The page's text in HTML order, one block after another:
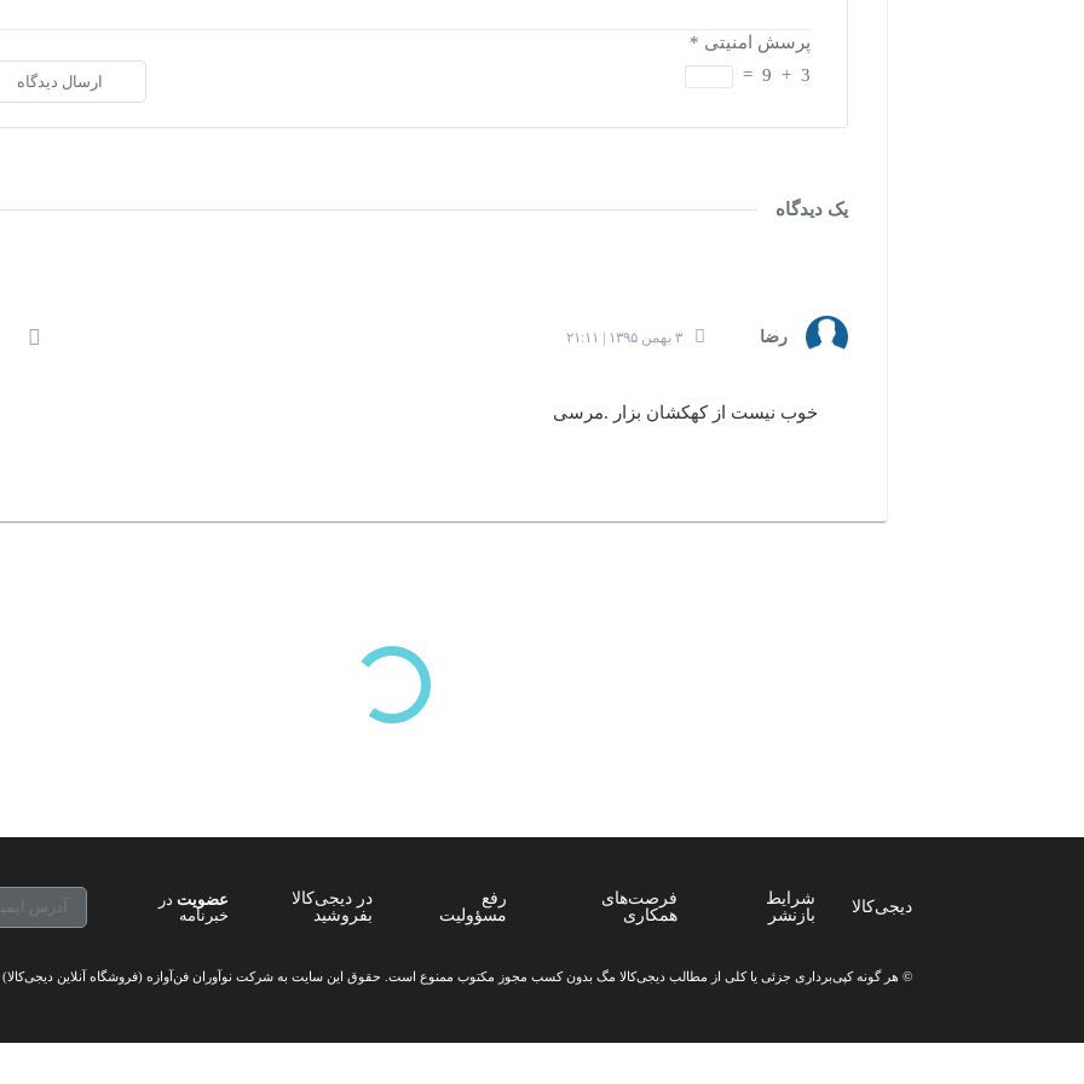
پرسش امنیتی *
3
+
9
=
یک دیدگاه
رضا ۳ بهمن ۱۳۹۵ | ۲۱:۱۱
خوب نیست از کهکشان بزار .مرسی
منو فوتر
دیجی‌کالا
شرایط
بازنشر
فرصت‌های
همکاری
رفع
مسؤولیت
در دیجی‌کالا
بفروشید
عضویت در
خبرنامه
© هر گونهکپی‌برداری جزئی یا کلی از مطالب دیجی‌کالا مگ بدون کسب مجوز مکتوب ممنوع است. حقوق این سایت به شرکت نوآوران فن‌آوازه (فروشگاه آنلاین دیجی‌کالا)